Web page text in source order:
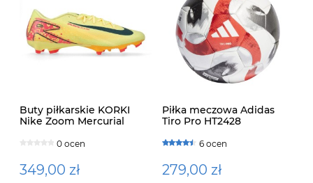
Buty piłkarskie KORKI
Nike Zoom Mercurial
Mbappé FG/MG
0 ocen
349,00 zł
Piłka meczowa Adidas
Tiro Pro HT2428
6 ocen
279,00 zł